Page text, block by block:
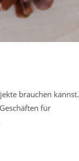
brauchen kannst.
für